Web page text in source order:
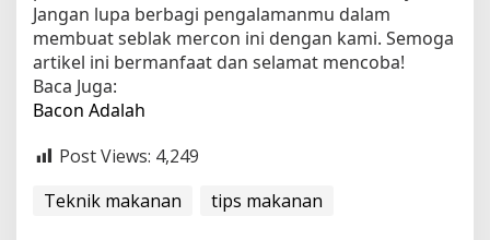
Jangan lupa berbagi pengalamanmu dalam
membuat seblak mercon ini dengan kami. Semoga
artikel ini bermanfaat dan selamat mencoba!
Baca Juga:
Bacon Adalah
Post Views: 4,249
Teknik makanan
tips makanan